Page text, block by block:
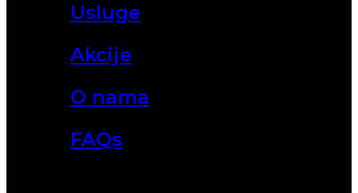
Usluge
Akcije
O nama
FAQs